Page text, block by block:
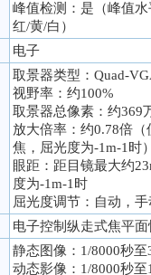
峰值检测：是（峰值
红/黄/白）
电子
取景器类型：Quad-
视野率：约100%
取景器总像素：约369
放大倍率：约0.78倍
焦，屈光度为-1m-1时
眼距：距目镜最大约
度为-1m-1时
屈光度调节：自动，
电子控制纵走式焦平
静态图像：1/8000秒
动态影像：1/8000秒